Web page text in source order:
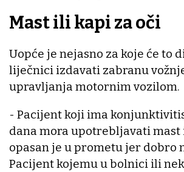
Mast ili kapi za oči
Uopće je nejasno za koje će to
liječnici izdavati zabranu
upravljanja motornim vozilom.
- Pacijent koji ima
dana mora upotrebljavati mast
opasan je u prometu jer dobro
Pacijent kojemu u bolnici ili